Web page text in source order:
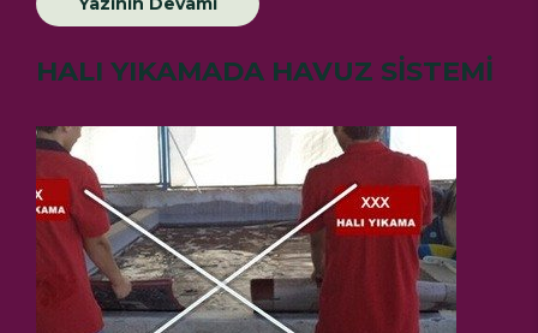
HALI YIKAMADA HAVUZ SİSTEMİ